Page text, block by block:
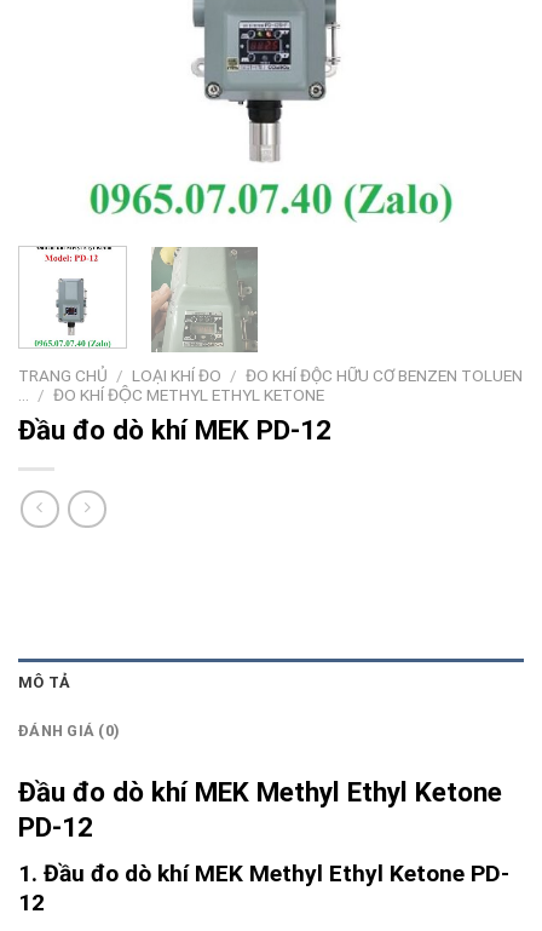
TRANG CHỦ / LOẠI KHÍ ĐO / ĐO KHÍ ĐỘC HỮU CƠ BENZEN TOLUEN
/ ĐO KHÍ ĐỘC METHYL ETHYL KETONE
Đầu đo dò khí MEK PD-12
MÔ TẢ
ĐÁNH GIÁ (0)
Đầu đo dò khí MEK Methyl Ethyl Ketone
PD-12
1. Đầu đo dò khí MEK Methyl Ethyl Ketone PD-
12